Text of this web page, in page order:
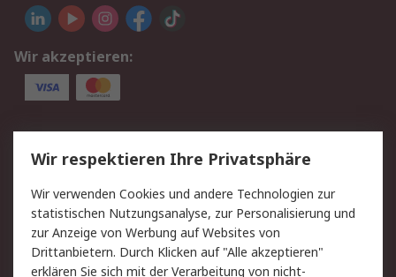
Wir akzeptieren:
Service
Value Added Services
Lieferlösungen
Rücksendungen
Kontakt
Hilfe
Privatkunden
Rechtliches
Wir respektieren Ihre Privatsphäre
Wir verwenden Cookies und andere Technologien zur
statistischen Nutzungsanalyse, zur Personalisierung und
zur Anzeige von Werbung auf Websites von
Drittanbietern. Durch Klicken auf "Alle akzeptieren"
erklären Sie sich mit der Verarbeitung von nicht-